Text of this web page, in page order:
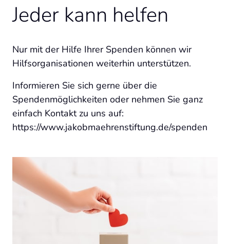
Jeder kann helfen
Nur mit der Hilfe Ihrer Spenden können wir
Hilfsorganisationen weiterhin unterstützen.
Informieren Sie sich gerne über die
Spendenmöglichkeiten oder nehmen Sie ganz
einfach Kontakt zu uns auf:
https://www.jakobmaehrenstiftung.de/spenden